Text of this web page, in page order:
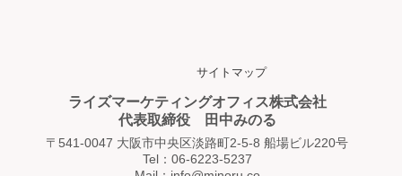
サイトマップ
ライズマーケティングオフィス株式会社
代表取締役 田中みのる
〒541-0047 大阪市中央区淡路町2-5-8 船場ビル220号
Tel：06-6223-5237